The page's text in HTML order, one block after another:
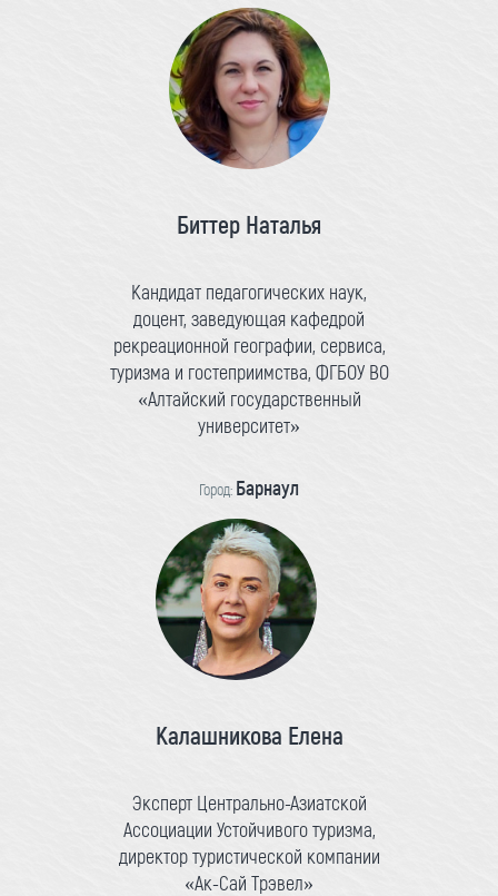
Биттер Наталья
Кандидат педагогических наук,
доцент, заведующая кафедрой
рекреационной географии, сервиса,
туризма и гостеприимства, ФГБОУ ВО
«Алтайский государственный
университет»
Город: Барнаул
Калашникова Елена
Эксперт Центрально-Азиатской
Ассоциации Устойчивого туризма,
директор туристической компании
«Ак-Сай Трэвел»